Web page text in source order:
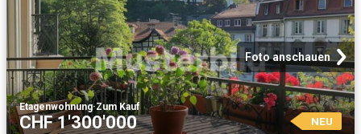
Foto anschauen
Etagenwohnung·Zum Kauf
CHF 1'300'000 NEU